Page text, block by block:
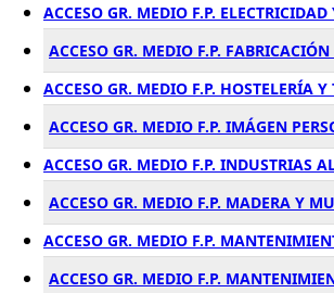
ACCESO GR. MEDIO F.P.
ACCESO GR. MEDIO F.P.
ACCESO GR. MEDIO F.P. HOSTELERÍA
ACCESO GR. MEDIO F.P. IMÁGEN
ACCESO GR. MEDIO F.P. INDUSTRIAS
ACCESO GR. MEDIO F.P. MADERA Y
ACCESO GR. MEDIO F.P.
ACCESO GR. MEDIO F.P.